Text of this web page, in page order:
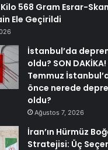
Kilo 568 Gram Esrar-
Ele Geçirildi
İstanbul’da
oldu? SON
Temmuz
önce nerede
oldu?
Ağustos 7, 2026
İran’ın Hürmüz
Stratejisi: Üç